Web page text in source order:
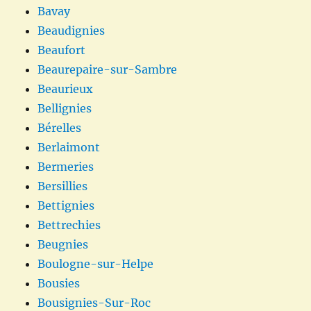
Bavay
Beaudignies
Beaufort
Beaurepaire-sur-Sambre
Beaurieux
Bellignies
Bérelles
Berlaimont
Bermeries
Bersillies
Bettignies
Bettrechies
Beugnies
Boulogne-sur-Helpe
Bousies
Bousignies-Sur-Roc